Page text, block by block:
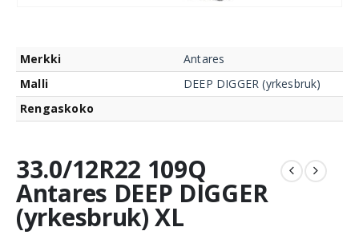
Merkki
Antares
Malli
DEEP DIGGER (yrkesbruk)
Rengaskoko
33.0/12R22 109Q
Antares DEEP DIGGER
(yrkesbruk) XL